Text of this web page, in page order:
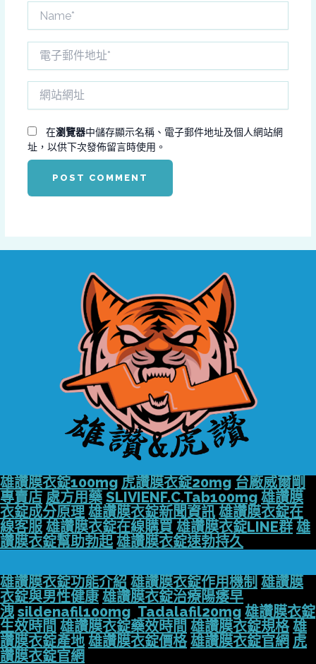
*址
在瀏覽器中儲存顯示名稱、電子郵件地址及個人網站網
址，以供下次發佈留言時使用。
雄讚膜衣錠100mg 虎讚膜衣錠20mg 台廠威爾剛
專賣店 處方用藥 SLIVIENF.C.Tab100mg 雄讚膜
衣錠成分原理 雄讚膜衣錠新聞資訊 雄讚膜衣錠在
線客服 雄讚膜衣錠在線購買 雄讚膜衣錠LINE群 雄
讚膜衣錠幫助勃起 雄讚膜衣錠速勃持久
雄讚膜衣錠功能介紹 雄讚膜衣錠作用機制 雄讚膜
衣錠與男性健康 雄讚膜衣錠治療陽痿早
洩 sildenafil100mg Tadalafil20mg 雄讚膜衣錠
生效時間 雄讚膜衣錠藥效時間 雄讚膜衣錠規格 雄
讚膜衣錠產地 雄讚膜衣錠價格 雄讚膜衣錠官網 虎
讚膜衣錠官網